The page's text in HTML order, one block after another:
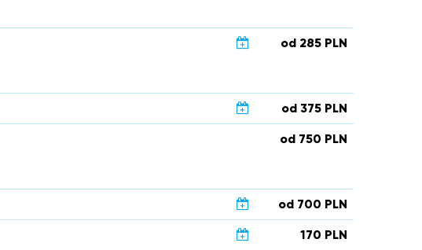
od 285 PLN
od 375 PLN
od 750 PLN
od 700 PLN
170 PLN